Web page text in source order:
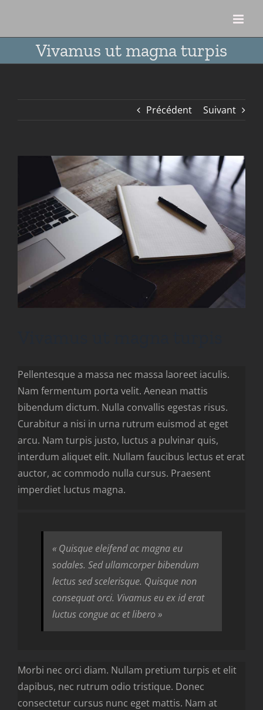
contenuVivamus ut magna turpis
Précédent Suivant
agrandie
Pellentesque a massa nec massa laoreet iaculis.
Nam fermentum porta velit. Aenean mattis
bibendum dictum. Nulla convallis egestas risus.
Curabitur a nisi in urna rutrum euismod at eget
arcu. Nam turpis justo, luctus a pulvinar quis,
interdum aliquet elit. Nullam faucibus lectus et erat
auctor, ac commodo nulla cursus. Praesent
imperdiet luctus magna.
« Quisque eleifend ac magna eu
sodales. Sed ullamcorper bibendum
lectus sed scelerisque. Quisque non
consequat orci. Vivamus eu ex id erat
luctus congue ac et libero »
Morbi nec orci diam. Nullam pretium turpis et elit
dapibus, nec rutrum odio tristique. Donec
consectetur cursus nunc eget mattis. Nam at